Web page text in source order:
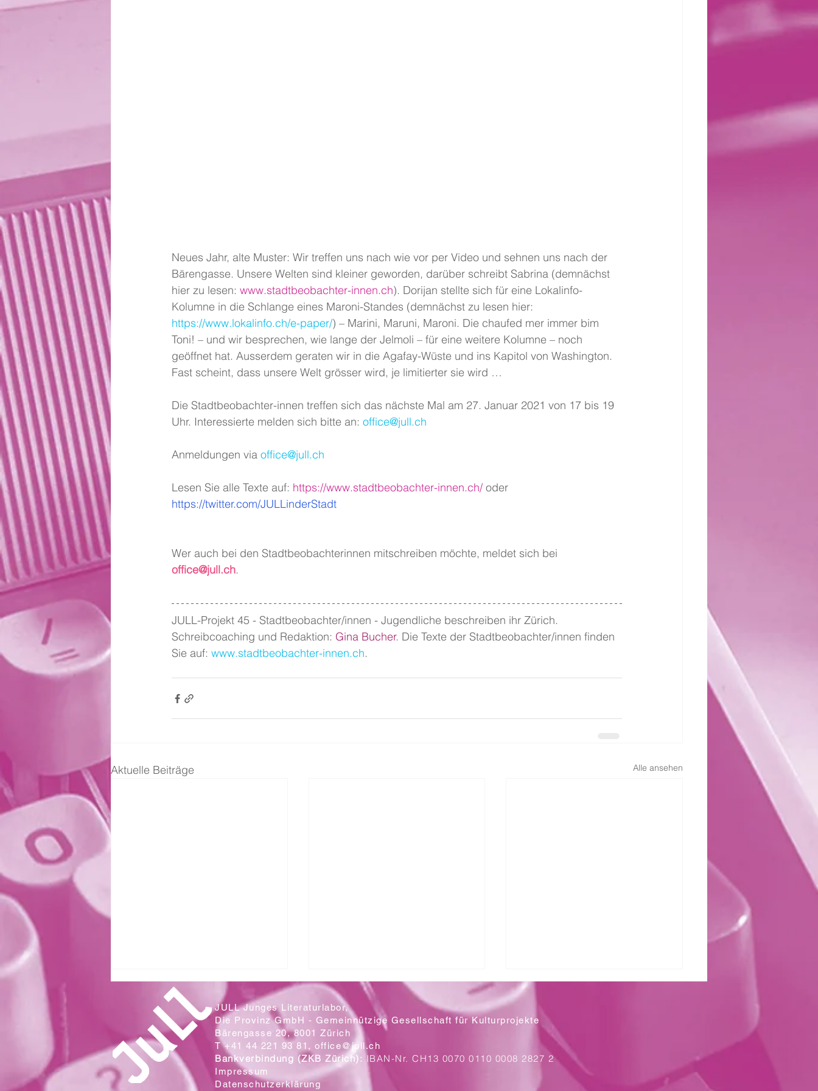
Neues Jahr, alte Muster: Wir treffen uns nach wie vor per Video und sehnen uns nach der
Bärengasse. Unsere Welten sind kleiner geworden, darüber schreibt Sabrina (demnächst
hier zu lesen: www.stadtbeobachter-innen.ch). Dorijan stellte sich für eine Lokalinfo-
Kolumne in die Schlange eines Maroni-Standes (demnächst zu lesen hier:
https://www.lokalinfo.ch/e-paper/) – Marini, Maruni, Maroni. Die chaufed mer immer bim
Toni! – und wir besprechen, wie lange der Jelmoli – für eine weitere Kolumne – noch
geöffnet hat. Ausserdem geraten wir in die Agafay-Wüste und ins Kapitol von Washington.
Fast scheint, dass unsere Welt grösser wird, je limitierter sie wird …
Die Stadtbeobachter-innen treffen sich das nächste Mal am 27. Januar 2021 von 17 bis 19
Uhr. Interessierte melden sich bitte an: office@jull.ch
Anmeldungen via office@jull.ch
Lesen Sie alle Texte auf: https://www.stadtbeobachter-innen.ch/ oder
https://twitter.com/JULLinderStadt
Wer auch bei den Stadtbeobachterinnen mitschreiben möchte, meldet sich bei
office@jull.ch.
JULL-Projekt 45 - Stadtbeobachter/innen - Jugendliche beschreiben ihr Zürich.
Schreibcoaching und Redaktion: Gina Bucher. Die Texte der Stadtbeobachter/innen finden
Sie auf: www.stadtbeobachter-innen.ch.
Aktuelle Beiträge Alle ansehen
Zwei Klassen aus der Sek. Wallrüti
Ein Blick auf die neuen Plakate
Mit letzter Kraft
JULL Junges Literaturlabor,
Die Provinz GmbH - Gemeinnützige Gesellschaft für Kulturprojekte
Bärengasse 20, 8001 Zürich
T +41 44 221 93 81, office@jull.ch
Bankverbindung (ZKB Zürich): IBAN-Nr. CH13 0070 0110 0008 2827 2
Impressum
Datenschutzerklärung